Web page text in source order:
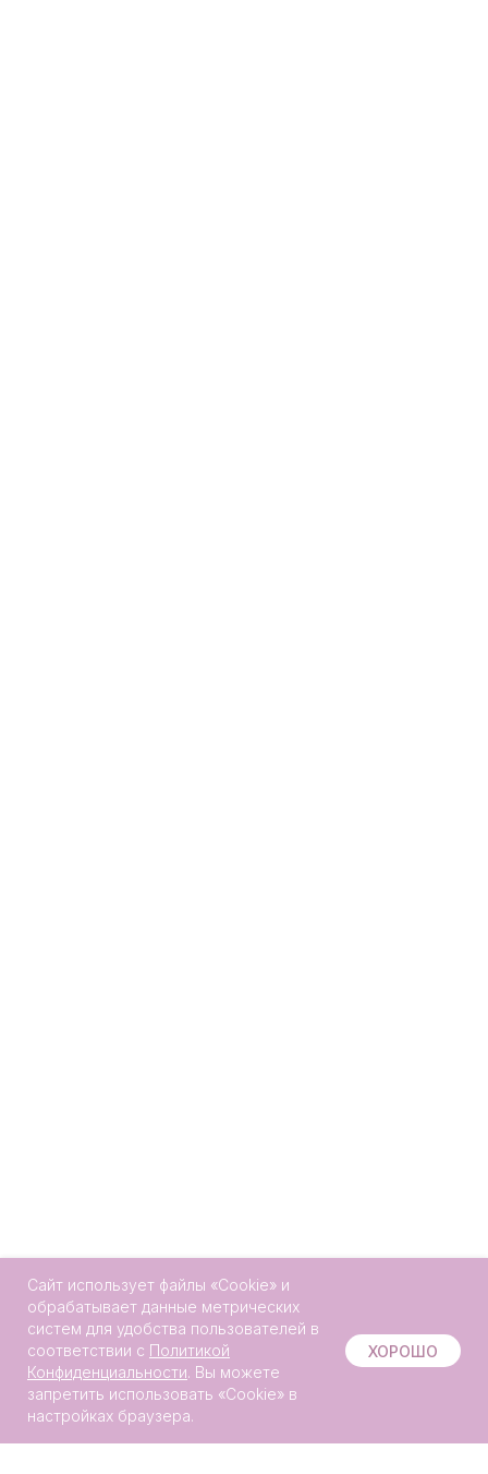
Онлайн-
запись
Сайт использует файлы «Сookie» и
обрабатывает данные метрических
систем для удобства пользователей в
соответствии с Политикой
Конфиденциальности. Вы можете
запретить использовать «Сookie» в
настройках браузера.
ХОРОШО